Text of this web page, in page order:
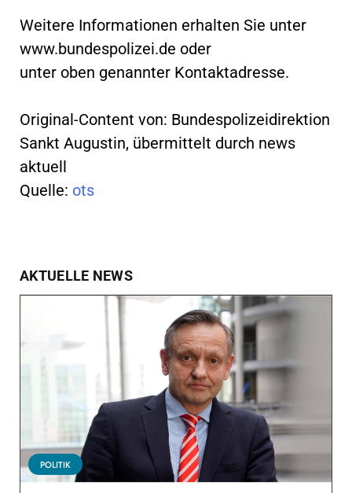
Weitere Informationen erhalten Sie unter
www.bundespolizei.de oder
unter oben genannter Kontaktadresse.
Original-Content von: Bundespolizeidirektion
Sankt Augustin, übermittelt durch news
aktuell
Quelle: ots
AKTUELLE NEWS
POLITIK